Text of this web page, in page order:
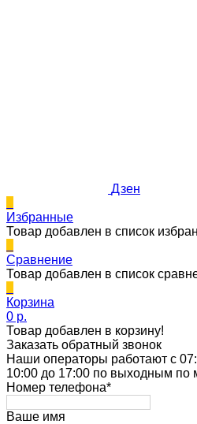
Дзен
Избранные
Товар добавлен в список
Сравнение
Товар добавлен в список
Корзина
0 p.
Товар добавлен в корзину!
Заказать обратный звонок
Наши операторы работают с
10:00 до 17:00 по выходным по
Номер телефона*
Ваше имя